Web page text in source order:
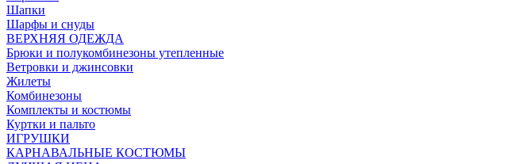
Шапки
Шарфы и снуды
ВЕРХНЯЯ ОДЕЖДА
Брюки и полукомбинезоны утепленные
Ветровки и джинсовки
Жилеты
Комбинезоны
Комплекты и костюмы
Куртки и пальто
ИГРУШКИ
КАРНАВАЛЬНЫЕ КОСТЮМЫ